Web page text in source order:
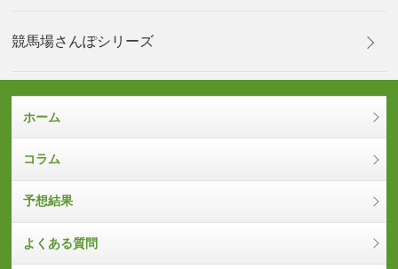
競馬場さんぽシリーズ
ホーム
コラム
予想結果
よくある質問